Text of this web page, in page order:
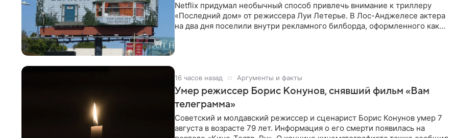
Netflix придумал необычный способ привлечь внимание к триллеру
«Последний дом» от режиссера Луи Летерье. В Лос-Анджелесе актера
на два дня поселили внутри рекламного билборда, оформленного как
16 часов назад Аргументы и факты
Умер режиссер Борис Конунов, снявший фильм «Вам
телеграмма»
Советский и молдавский режиссер и сценарист Борис Конунов умер 7
августа в возрасте 79 лет. Информация о его смерти появилась на